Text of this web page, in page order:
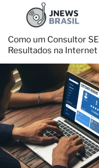
Como um Consultor
Resultados na Internet